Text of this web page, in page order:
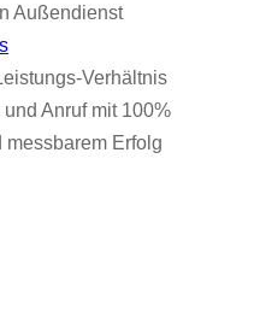
Außendienst
Verhältnis
Anruf mit 100%
Erfolg